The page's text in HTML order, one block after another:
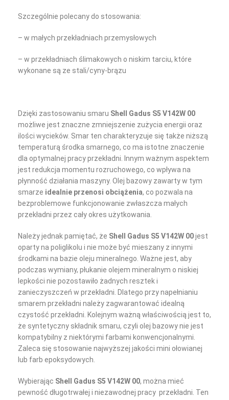
Szczególnie polecany do stosowania:
– w małych przekładniach przemysłowych
– w przekładniach ślimakowych o niskim tarciu, które
wykonane są ze stali/cyny-brązu
Dzięki zastosowaniu smaru Shell Gadus S5 V142W 00
możliwe jest znaczne zmniejszenie zużycia energii oraz
ilości wycieków. Smar ten charakteryzuje się także niższą
temperaturą środka smarnego, co ma istotne znaczenie
dla optymalnej pracy przekładni. Innym ważnym aspektem
jest redukcja momentu rozruchowego, co wpływa na
płynność działania maszyny. Olej bazowy zawarty w tym
smarze idealnie przenosi obciążenia, co pozwala na
bezproblemowe funkcjonowanie zwłaszcza małych
przekładni przez cały okres użytkowania.
Należy jednak pamiętać, że Shell Gadus S5 V142W 00jest
oparty na poliglikolu i nie może być mieszany z innymi
środkami na bazie oleju mineralnego. Ważne jest, aby
podczas wymiany, płukanie olejem mineralnym o niskiej
lepkości nie pozostawiło żadnych resztek i
zanieczyszczeń w przekładni. Dlatego przy napełnianiu
smarem przekładni należy zagwarantować idealną
czystość przekładni. Kolejnym ważną właściwością jest to,
że syntetyczny składnik smaru, czyli olej bazowy nie jest
kompatybilny z niektórymi farbami konwencjonalnymi.
Zaleca się stosowanie najwyższej jakości mini ołowianej
lub farb epoksydowych.
Wybierając Shell Gadus S5 V142W 00, można mieć
pewność długotrwałej i niezawodnej pracy przekładni. Ten